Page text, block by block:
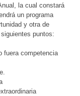
la cual constará
un programa
y otra de
puntos:
fuera competencia